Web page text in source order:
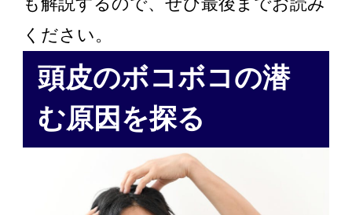
ください。
頭皮のボコボコの潜
む原因を探る